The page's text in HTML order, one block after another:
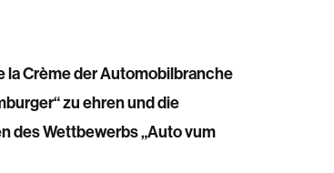
la Crème der Automobilbranche
zu ehren und die
des Wettbewerbs „Auto vum